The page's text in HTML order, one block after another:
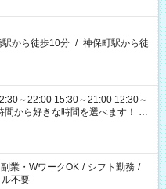
駅から徒歩10分 / 神保町駅から徒
～22:00 15:30～21:00 12:30～
ります
副業・WワークOK / シフト勤務 /
不要